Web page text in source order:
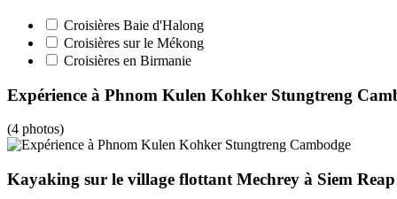
Croisières Baie d'Halong
Croisières sur le Mékong
Croisières en Birmanie
Expérience à Phnom Kulen Kohker Stungtreng
(4 photos)
Kayaking sur le village flottant Mechrey à Siem Reap